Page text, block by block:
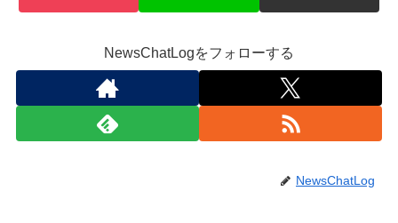
NewsChatLogをフォローする
NewsChatLog